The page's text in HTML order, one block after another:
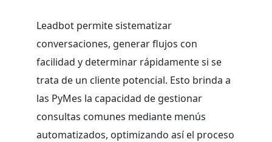
Leadbot permite sistematizar
conversaciones, generar flujos con
facilidad y determinar rápidamente si se
trata de un cliente potencial. Esto brinda a
las PyMes la capacidad de gestionar
consultas comunes mediante menús
automatizados, optimizando así el proceso